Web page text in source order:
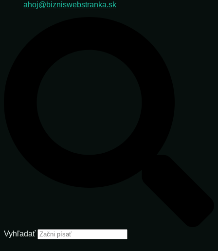
ahoj@bizniswebstranka.sk
Vyhľadať